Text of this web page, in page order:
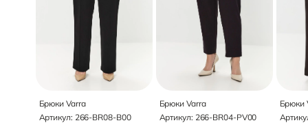
Брюки Varra
Артикул: 266-BR08-B00
Брюки Varra
Артикул: 266-BR04-PV00
Брюки